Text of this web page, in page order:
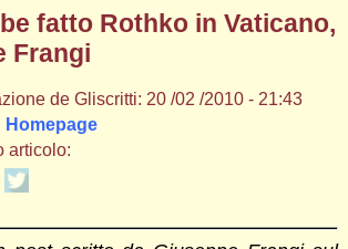
fatto Rothko in Vaticano,
Frangi
de Gliscritti: 20 /02 /2010 - 21:43
Homepage
articolo: